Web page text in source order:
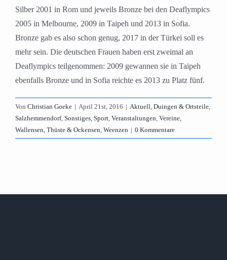
Silber 2001 in Rom und jeweils Bronze bei den Deaflympics
2005 in Melbourne, 2009 in Taipeh und 2013 in Sofia.
Bronze gab es also schon genug, 2017 in der Türkei soll es
mehr sein. Die deutschen Frauen haben erst zweimal an
Deaflympics teilgenommen: 2009 gewannen sie in Taipeh
ebenfalls Bronze und in Sofia reichte es 2013 zu Platz fünf.
Von Christian Goeke | April 21st, 2016 | Aktuell, Duingen & Ortsteile,
Salzhemmendorf, Sonstiges, Sport, Veranstaltungen, Vereine,
Wallensen, Thüste & Ockensen, Weenzen | 0 Kommentare